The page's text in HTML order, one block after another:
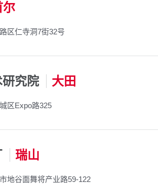
尔
区仁寺洞7街32号
究院 大田
区Expo路325
瑞山
地谷面舞将产业路59-122